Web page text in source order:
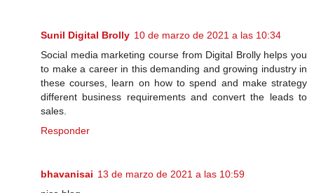
Sunil Digital Brolly 10 de marzo de 2021 a las 10:34
Social media marketing course from Digital Brolly helps you
to make a career in this demanding and growing industry in
these courses, learn on how to spend and make strategy
different business requirements and convert the leads to
sales.
Responder
bhavanisai 13 de marzo de 2021 a las 10:59